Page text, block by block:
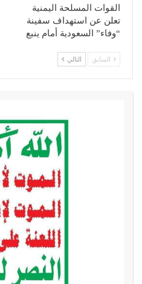
القوات المسلحة اليمنية
تعلن عن استهداف سفينة
“وفاء” السعودية أمام ينبع
السابق التالي